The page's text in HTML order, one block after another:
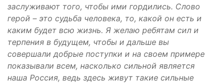
заслуживают того, чтобы ими гордились. Слово
герой – это судьба человека, то, какой он есть и
каким будет всю жизнь. Я желаю ребятам сил и
терпения в будущем, чтобы и дальше вы
совершали добрые поступки и на своем примере
показывали всем, насколько сильной является
наша Россия, ведь здесь живут такие сильные